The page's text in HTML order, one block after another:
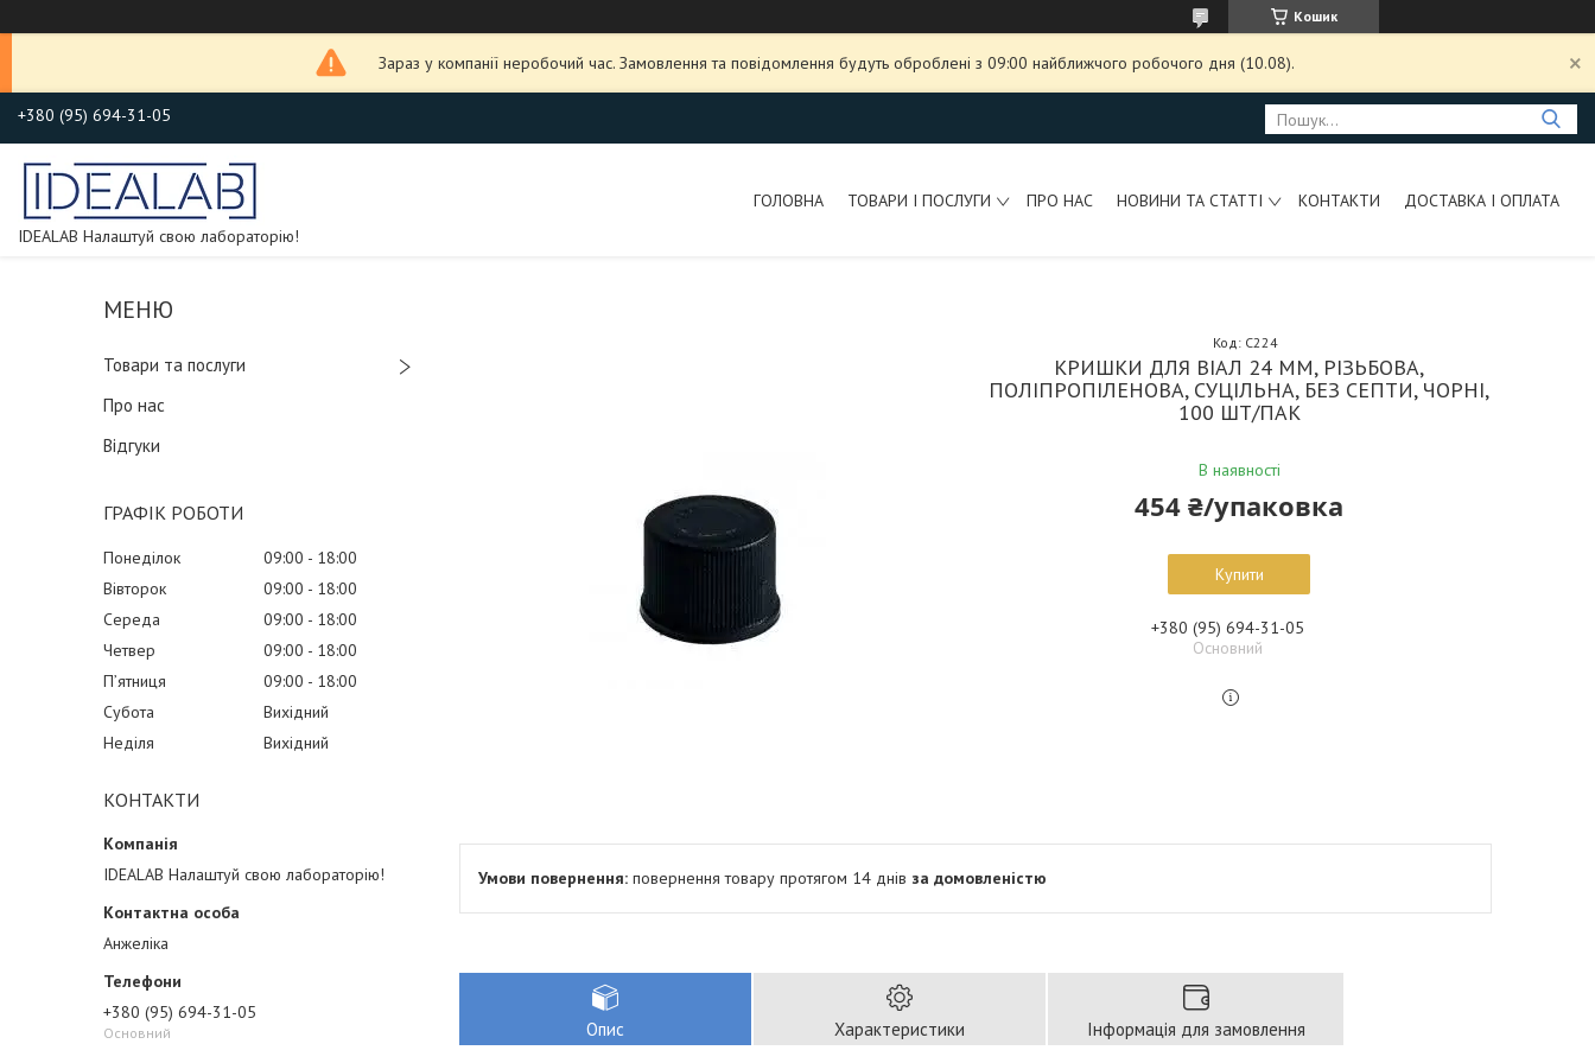
Кошик
Зараз у компанії неробочий час. Замовлення та повідомлення будуть оброблені з 09:00 найближчого робочого дня (10.08).
+380 (95) 694-31-05
IDEALAB Налаштуй свою лабораторію!
ГОЛОВНА ТОВАРИ І ПОСЛУГИ ПРО НАС НОВИНИ ТА СТАТТІ КОНТАКТИ ДОСТАВКА І ОПЛАТА
Товари та послуги
Про нас
Відгуки
ГРАФІК РОБОТИ
Понеділок 09:00
18:00
Вівторок
09:00
18:00
Середа
09:00
18:00
Четвер
09:00
18:00
Пʼятниця
09:00
18:00
Субота
Вихідний
Неділя
Вихідний
КОНТАКТИ
IDEALAB Налаштуй свою лабораторію!
Анжеліка
+380 (95) 694-31-05
Основний
КРИШКИ ДЛЯ ВІАЛ 24 ММ, РІЗЬБОВА,
ПОЛІПРОПІЛЕНОВА, СУЦІЛЬНА, БЕЗ СЕПТИ, ЧОРНІ,
100 ШТ/ПАК
В наявності
Код: C224
454 ₴/упаковка
Купити
+380 (95) 694-31-05
Основний
повернення товару протягом 14 днів за домовленістю
Опис Характеристики Інформація для замовлення